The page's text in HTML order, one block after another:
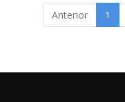
Anterior 1